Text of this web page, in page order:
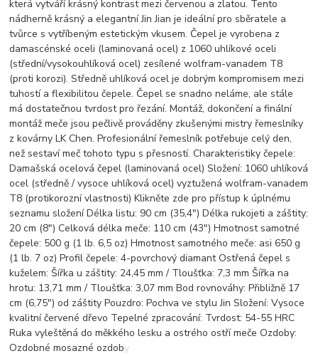
která vytváří krásný kontrast mezi červenou a zlatou. Tento
nádherně krásný a elegantní Jin Jian je ideální pro sběratele a
tvůrce s vytříbeným estetickým vkusem. Čepel je vyrobena z
damascénské oceli (laminovaná ocel) z 1060 uhlíkové oceli
(střední/vysokouhlíková ocel) zesílené wolfram-vanadem T8
(proti korozi). Středně uhlíková ocel je dobrým kompromisem mezi
tuhostí a flexibilitou čepele. Čepel se snadno neláme, ale stále
má dostatečnou tvrdost pro řezání. Montáž, dokončení a finální
montáž meče jsou pečlivě prováděny zkušenými mistry řemeslníky
z kovárny LK Chen. Profesionální řemeslník potřebuje celý den,
než sestaví meč tohoto typu s přesností. Charakteristiky čepele:
Damašská ocelová čepel (laminovaná ocel) Složení: 1060 uhlíková
ocel (středně / vysoce uhlíková ocel) vyztužená wolfram-vanadem
T8 (protikorozní vlastnosti) Klikněte zde pro přístup k úplnému
seznamu složení Délka listu: 90 cm (35,4") Délka rukojeti a záštity:
20 cm (8") Celková délka meče: 110 cm (43") Hmotnost samotné
čepele: 500 g (1 lb. 6,5 oz) Hmotnost samotného meče: asi 650 g
(1 lb. 7 oz) Profil čepele: 4-povrchový diamant Ostřená čepel s
kuželem: Šířka u záštity: 24,45 mm / Tloušťka: 7,3 mm Šířka na
hrotu: 13,71 mm / Tloušťka: 3,07 mm Bod rovnováhy: Přibližně 17
cm (6,75") od záštity Pouzdro: Pochva ve stylu Jin Složení: Vysoce
kvalitní červené dřevo Tepelné zpracování: Tvrdost: 54-55 HRC
Ruka vyleštěná do měkkého lesku a ostrého ostří meče Ozdoby:
Ozdobné mosazné ozdoby